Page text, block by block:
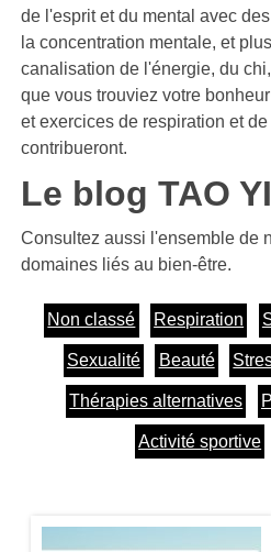
de l'esprit et du mental avec
la concentration mentale, et
canalisation de l'énergie, du
que vous trouviez votre
et exercices de respiration et
contribueront.
Le blog TAO
Consultez aussi l'ensemble de
domaines liés au bien-être.
Non classé Respiration
Sexualité Beauté
Thérapies alternatives
Activité sportive